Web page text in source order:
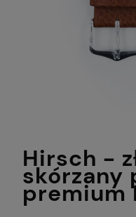
Hirsch -
skórzany
premium